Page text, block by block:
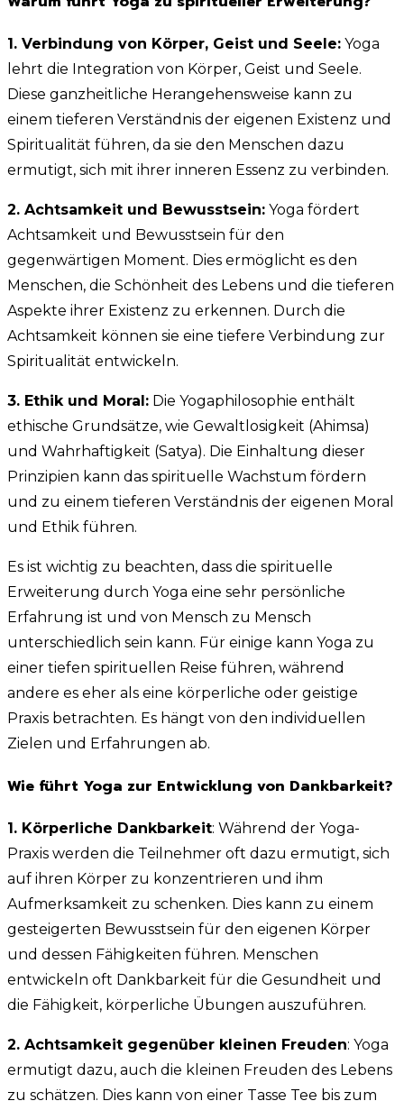
1. Verbindung von Körper, Geist und Seele: Yoga
lehrt die Integration von Körper, Geist und Seele.
Diese ganzheitliche Herangehensweise kann zu
einem tieferen Verständnis der eigenen Existenz und
Spiritualität führen, da sie den Menschen dazu
ermutigt, sich mit ihrer inneren Essenz zu verbinden.
2. Achtsamkeit und Bewusstsein: Yoga fördert
Achtsamkeit und Bewusstsein für den
gegenwärtigen Moment. Dies ermöglicht es den
Menschen, die Schönheit des Lebens und die tieferen
Aspekte ihrer Existenz zu erkennen. Durch die
Achtsamkeit können sie eine tiefere Verbindung zur
Spiritualität entwickeln.
3. Ethik und Moral: Die Yogaphilosophie enthält
ethische Grundsätze, wie Gewaltlosigkeit (Ahimsa)
und Wahrhaftigkeit (Satya). Die Einhaltung dieser
Prinzipien kann das spirituelle Wachstum fördern
und zu einem tieferen Verständnis der eigenen Moral
und Ethik führen.
Es ist wichtig zu beachten, dass die spirituelle
Erweiterung durch Yoga eine sehr persönliche
Erfahrung ist und von Mensch zu Mensch
unterschiedlich sein kann. Für einige kann Yoga zu
einer tiefen spirituellen Reise führen, während
andere es eher als eine körperliche oder geistige
Praxis betrachten. Es hängt von den individuellen
Zielen und Erfahrungen ab.
Wie führt Yoga zur Entwicklung von Dankbarkeit?
1. Körperliche Dankbarkeit: Während der Yoga-
Praxis werden die Teilnehmer oft dazu ermutigt, sich
auf ihren Körper zu konzentrieren und ihm
Aufmerksamkeit zu schenken. Dies kann zu einem
gesteigerten Bewusstsein für den eigenen Körper
und dessen Fähigkeiten führen. Menschen
entwickeln oft Dankbarkeit für die Gesundheit und
die Fähigkeit, körperliche Übungen auszuführen.
2. Achtsamkeit gegenüber kleinen Freuden: Yoga
ermutigt dazu, auch die kleinen Freuden des Lebens
zu schätzen. Dies kann von einer Tasse Tee bis zum